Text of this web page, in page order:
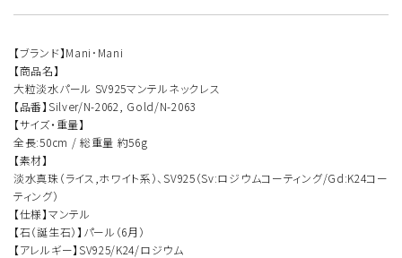
【ブランド】Mani･Mani
【商品名】
大粒淡水パール SV925マンテルネックレス
【品番】Silver/N-2062, Gold/N-2063
【サイズ・重量】
全長:50cm / 総重量 約56g
【素材】
淡水真珠（ライス,ホワイト系）、SV925（Sv:ロジウムコーティング/Gd:K24コー
ティング）
【仕様】マンテル
【石（誕生石）】パール（6月）
【アレルギー】SV925/K24/ロジウム